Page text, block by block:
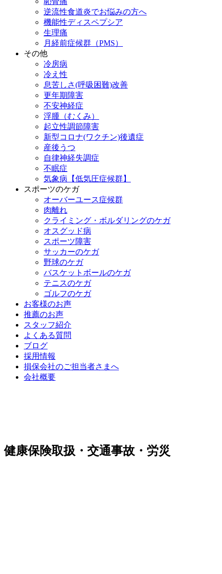
逆流性食道炎でお悩みの方へ
機能性ディスペプシア
生理痛
月経前症候群（PMS）
その他
冷房病
冷え性
息苦しさ(呼吸困難)改善
更年期障害
不安神経症
浮腫（むくみ）
起立性調節障害
新型コロナ(ワクチン)後遺症
産後うつ
自律神経失調症
不眠症
気象病【低気圧症候群】
スポーツのケガ
オーバーユース症候群
肉離れ
クライミング・ボルダリングのケガ
オスグッド病
スポーツ障害
サッカーのケガ
野球のケガ
バスケットボールのケガ
テニスのケガ
ゴルフのケガ
お客様のお声
推薦のお声
スタッフ紹介
よくある質問
ブログ
採用情報
損保会社のご担当者さまへ
会社概要
健康保険取扱・交通事故・労災